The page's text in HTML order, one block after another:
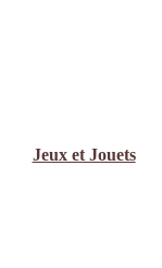
Jeux et Jouets